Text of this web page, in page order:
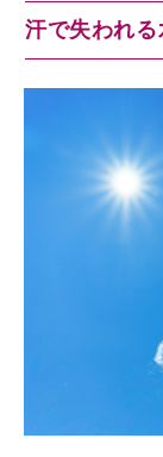
汗で失われる